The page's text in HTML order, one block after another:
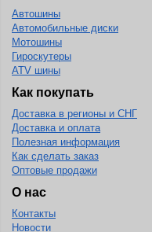
Автошины
Автомобильные диски
Мотошины
Гироскутеры
ATV шины
Как покупать
Доставка в регионы и СНГ
Доставка и оплата
Полезная информация
Как сделать заказ
Оптовые продажи
О нас
Контакты
Новости